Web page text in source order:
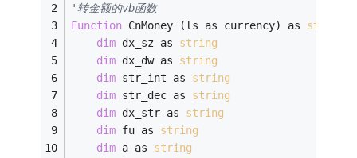
'转金额的vb函数
Function CnMoney (ls as currency) as string
dim dx_sz as string
dim dx_dw as string
dim str_int as string
dim str_dec as string
dim dx_str as string
dim fu as string
dim a as string